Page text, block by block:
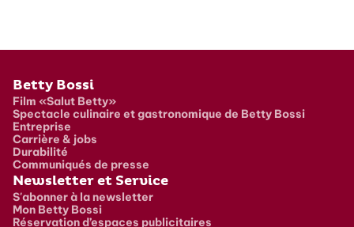
Pied de page
Betty Bossi
Film «Salut Betty»
Spectacle culinaire et gastronomique de Betty Bossi
Entreprise
Carrière & jobs
Durabilité
Communiqués de presse
Newsletter et Service
S'abonner à la newsletter
Mon Betty Bossi
Réservation d’espaces publicitaires